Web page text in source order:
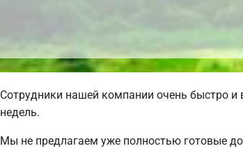
Сотрудники нашей компании очень быстро и
недель.
Мы не предлагаем уже полностью готовые